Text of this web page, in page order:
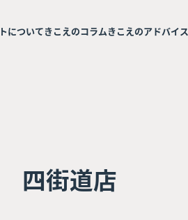
についてきこえのコラムきこえのアドバイス
四街道店